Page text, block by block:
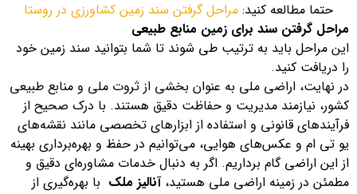
حتما مطالعه کنید: مراحل گرفتن سند زمین کشاورزی در روستا
مراحل گرفتن سند برای زمین منابع طبیعی
این مراحل باید به ترتیب طی شوند تا شما بتوانید سند زمین خود
را دریافت کنید.
در نهایت، اراضی ملی به عنوان بخشی از ثروت ملی و منابع طبیعی
کشور، نیازمند مدیریت و حفاظت دقیق هستند. با درک صحیح از
فرآیندهای قانونی و استفاده از ابزارهای تخصصی مانند نقشه‌های
یو تی ام و عکس‌های هوایی، می‌توانیم در حفظ و بهره‌برداری بهینه
از این اراضی گام برداریم. اگر به دنبال خدمات مشاوره‌ای دقیق و
مطمئن در زمینه اراضی ملی هستید،آنالیز ملک با بهره‌گیری از